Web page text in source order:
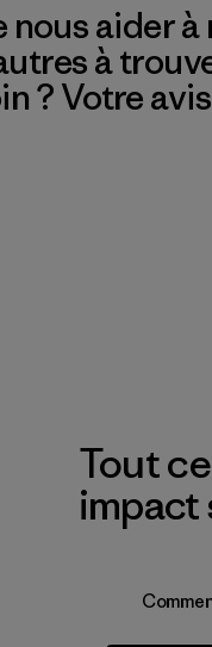
nous aider à
à
? Votre
Tout
impact